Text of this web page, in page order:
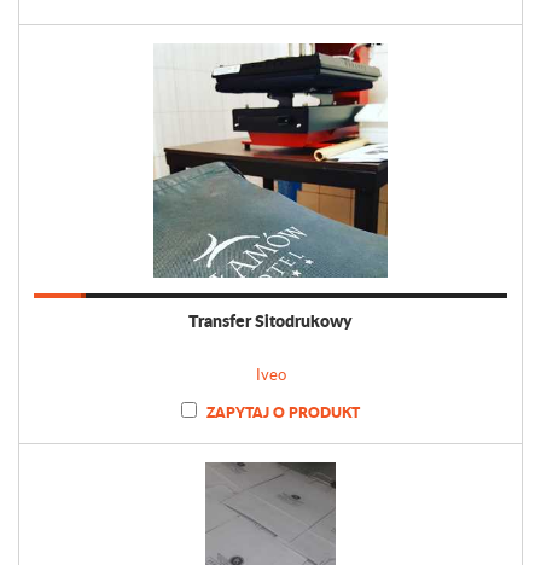
Transfer Sitodrukowy
Iveo
ZAPYTAJ O PRODUKT